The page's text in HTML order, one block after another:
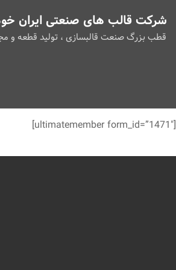
شرکت قالب های صنعتی ایران
قطب بزرگ صنعت قالبسازی ، تولید قطعه و
[ultimatemember form_id=”1471″]